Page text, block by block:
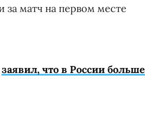
за матч на первом месте
заявил, что в России больше